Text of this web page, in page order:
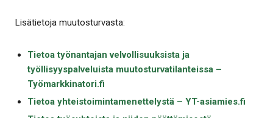
Lisätietoja muutosturvasta:
Tietoa työnantajan velvollisuuksista ja
työllisyyspalveluista muutosturvatilanteissa –
Työmarkkinatori.fi
Tietoa yhteistoimintamenettelystä – YT-asiamies.fi